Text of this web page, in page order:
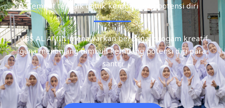
Tempat terbaik untuk kembangkan potensi diri
MBS AL AMIN menawarkan berbagai progam kreatif
guna menunjang tumbuh kembang potensi diri para
santri